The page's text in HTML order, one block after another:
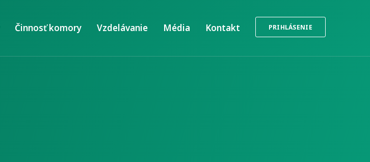
Činnosť komory Vzdelávanie Média Kontakt PRIHLÁSENIE